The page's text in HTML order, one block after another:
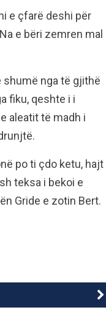
e çfarë deshi për
e bëri zemren mal
shumë nga të gjithë
fiku, qeshte i i
aleatit të madh i
po ti çdo ketu, hajt
teksa i bekoi e
Gride e zotin Bert.